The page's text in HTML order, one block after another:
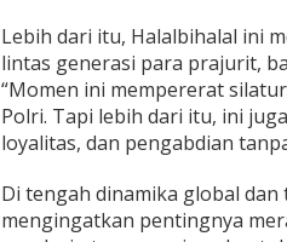
Lebih dari itu, Halalbihalal ini
lintas generasi para prajurit,
“Momen ini mempererat
Polri. Tapi lebih dari itu, ini
loyalitas, dan pengabdian
Di tengah dinamika global
mengingatkan pentingnya